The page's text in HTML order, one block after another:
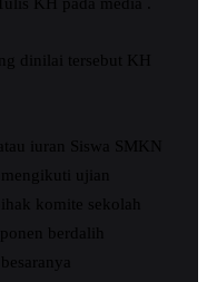
dinilai tersebut KH
iuran Siswa SMKN
ujian
komite sekolah
berdalih